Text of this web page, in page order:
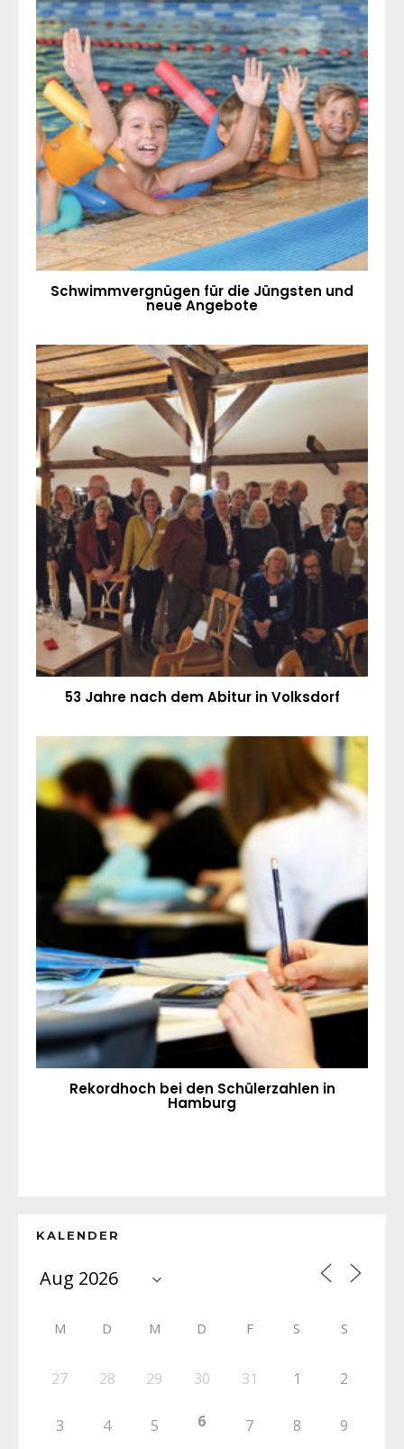
Schwimmvergnügen für die Jüngsten und
neue Angebote
53 Jahre nach dem Abitur in Volksdorf
Rekordhoch bei den Schülerzahlen in
Hamburg
KALENDER
M D M D F S S
27 28 29 30 31 1 2
3 4 5 6 7 8 9